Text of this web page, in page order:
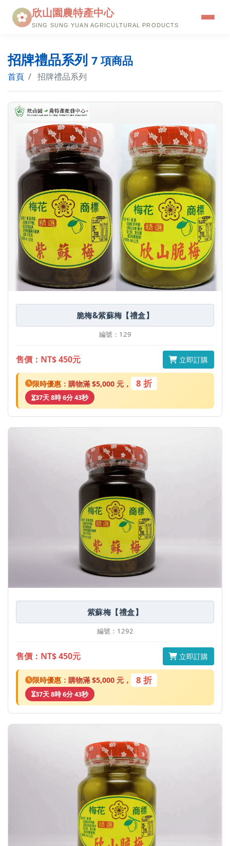
欣山園農特產中心
SING SUNG YUAN AGRICULTURAL PRODUCTS
餐廳介紹
購物流程
線上購物
會員中心
聯絡我們
招牌禮品系列 7 項商品
首頁 招牌禮品系列
脆梅&紫蘇梅【禮盒】
編號：129
售價：NT$ 450元 立即訂購
限時優惠： 購物滿 $5,000 元， 8 折
37天 8時 6分 43秒
紫蘇梅【禮盒】
編號：1292
售價：NT$ 450元 立即訂購
限時優惠： 購物滿 $5,000 元， 8 折
37天 8時 6分 43秒